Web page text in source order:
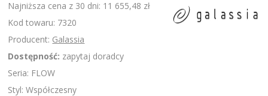
Najniższa cena z 30 dni: 11 655,48 zł
Kod towaru: 7320
Producent: Galassia
Dostępność: zapytaj doradcy
Seria: FLOW
Styl: Współczesny